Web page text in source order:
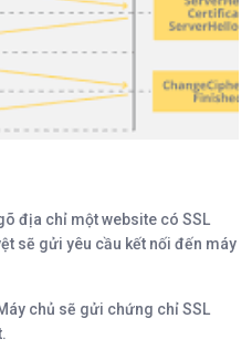
địa chỉ một website có SSL
sẽ gửi yêu cầu kết nối đến máy
chủ sẽ gửi chứng chỉ SSL